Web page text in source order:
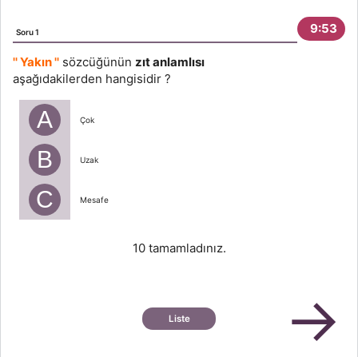
9:53
Soru 1
'' Yakın '' sözcüğünün zıt anlamlısı
aşağıdakilerden hangisidir ?
A Çok
B Uzak
C Mesafe
10 tamamladınız.
Liste →